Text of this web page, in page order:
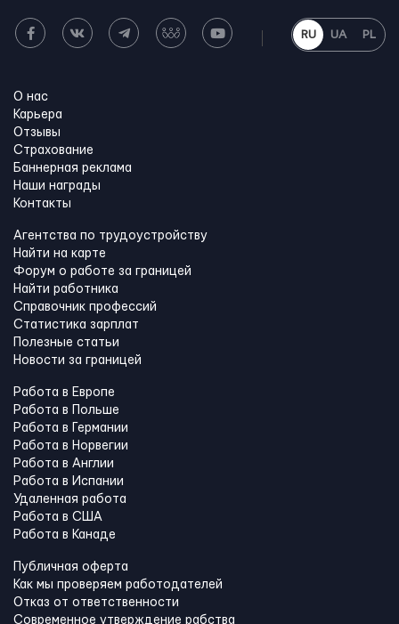
RU UA PL
О нас
Карьера
Отзывы
Страхование
Баннерная реклама
Наши награды
Контакты
Агентства по трудоустройству
Найти на карте
Форум о работе за границей
Найти работника
Справочник профессий
Статистика зарплат
Полезные статьи
Новости за границей
Работа в Европе
Работа в Польше
Работа в Германии
Работа в Норвегии
Работа в Англии
Работа в Испании
Удаленная работа
Работа в США
Работа в Канадe
Публичная оферта
Как мы проверяем работодателей
Отказ от ответственности
Современное утверждение рабства